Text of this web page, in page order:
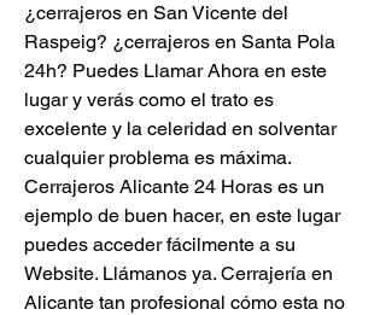
¿cerrajeros en San Vicente del
Raspeig? ¿cerrajeros en Santa Pola
24h? Puedes Llamar Ahora en este
lugar y verás como el trato es
excelente y la celeridad en solventar
cualquier problema es máxima.
Cerrajeros Alicante 24 Horas es un
ejemplo de buen hacer, en este lugar
puedes acceder fácilmente a su
Website. Llámanos ya. Cerrajería en
Alicante tan profesional cómo esta no